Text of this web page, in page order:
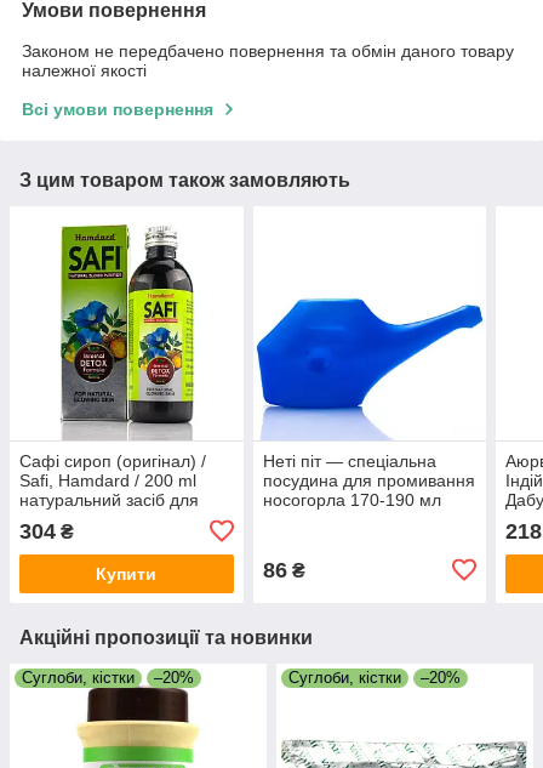
Умови повернення
Законом не передбачено повернення та обмін даного товару
належної якості
Всі умови повернення
З цим товаром також замовляють
Сафі сироп (оригінал) /
Safi, Hamdard / 200 ml
натуральний засіб для
висипаннях
304 ₴
Купити
Неті піт — спеціальна
посудина для промивання
носогорла 170-190 мл
86₴
218
Акційні пропозиції та новинки
Суглоби, кістки –20% Суглоби, кістки –20%